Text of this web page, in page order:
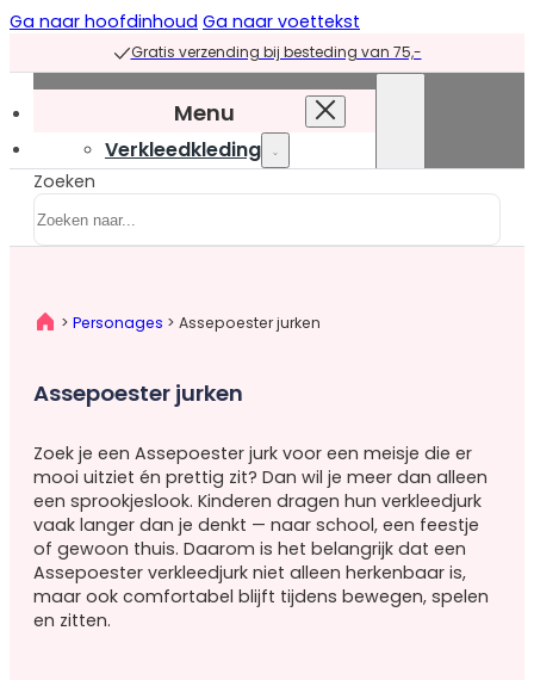
Ga naar hoofdinhoud Ga naar voettekst
Gratis verzending bij besteding van 75,-
Menu
Verkleedkleding
overzicht
Prinsessenjurken
prinsessenjurken
prinsessenjurken
Paarse
prinsessenjurken
Roze
prinsessenjurken
Combideals
Zoeken
> Personages > Assepoester jurken
Assepoester jurken
Zoek je een Assepoester jurk voor een meisje die er
mooi uitziet én prettig zit? Dan wil je meer dan alleen
een sprookjeslook. Kinderen dragen hun verkleedjurk
vaak langer dan je denkt — naar school, een feestje
of gewoon thuis. Daarom is het belangrijk dat een
Assepoester verkleedjurk niet alleen herkenbaar is,
maar ook comfortabel blijft tijdens bewegen, spelen
en zitten.